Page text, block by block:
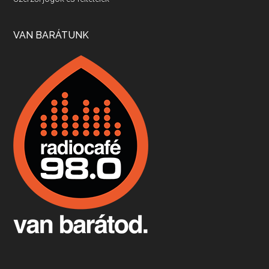
Apr 17, 2026 • 00:35:38
Boston, teadélután, bab és homár
Apr 9, 2026 • 00:37:17
Fermentáljunk, a testünk meghálálja!
Apr 3, 2026 • 00:36:07
VAN BARÁTUNK